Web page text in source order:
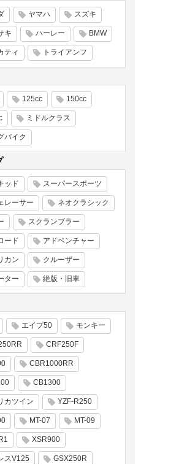
ヤマハ スズキ
キ ハーレー BMW
ティ トライアンフ
125cc 150cc
ミドルクラス
バイク
ッド スーパースポーツ
レーサー ネオクラシック
スクランブラー
ード アドベンチャー
カン クルーザー
ター 絶版・旧車
エイプ50 モンキー
CRF250F
CBR1000RR
CB1300
カツイン YZF-R250
MT-07 MT-09
XSR900
スV125 GSX250R